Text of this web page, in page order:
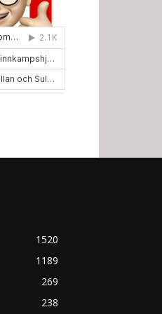
1520
1189
269
238